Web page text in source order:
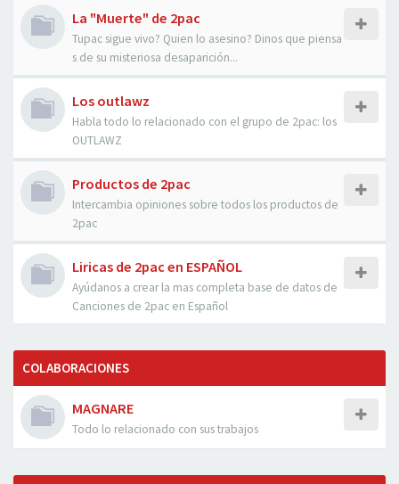
La "Muerte" de 2pac
Tupac sigue vivo? Quien lo asesino? Dinos que piensa
s de su misteriosa desaparición...
Los outlawz
Habla todo lo relacionado con el grupo de 2pac: los
OUTLAWZ
Productos de 2pac
Intercambia opiniones sobre todos los productos de
2pac
Liricas de 2pac en ESPAÑOL
Ayúdanos a crear la mas completa base de datos de
Canciones de 2pac en Español
COLABORACIONES
MAGNARE
Todo lo relacionado con sus trabajos